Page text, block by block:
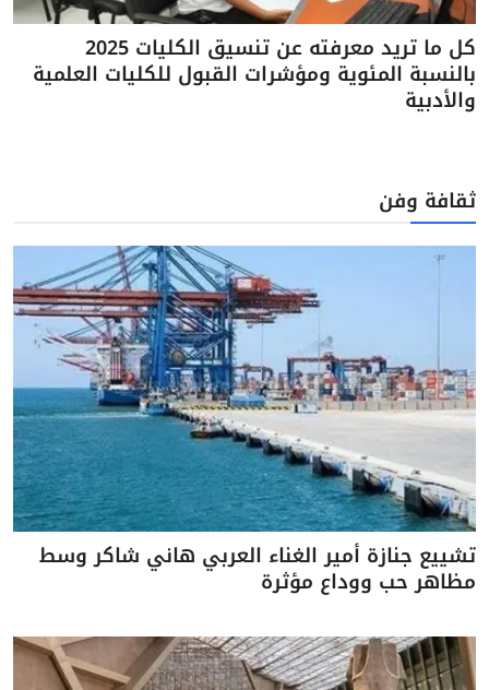
كل ما تريد معرفته عن تنسيق الكليات 2025
بالنسبة المئوية ومؤشرات القبول للكليات العلمية
والأدبية
ثقافة وفن
تشييع جنازة أمير الغناء العربي هاني شاكر وسط
مظاهر حب ووداع مؤثرة